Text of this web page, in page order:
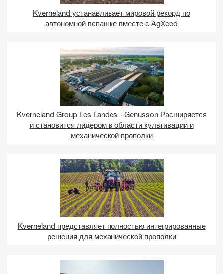
Kverneland устанавливает мировой рекорд по
автономной вспашке вместе с AgXeed
Kverneland Group Les Landes - Genusson Расширяется
и становится лидером в области культивации и
механической прополки
Kverneland представляет полностью интегрированные
решения для механической прополки